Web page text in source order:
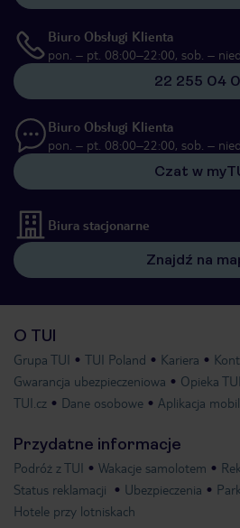
Biuro Obsługi Klienta
pon. – pt. 08:00–22:00, sob. –
22 255 04
Biuro Obsługi Klienta
pon. – pt. 08:00–22:00, sob. –
Czat w
Biura stacjonarne
Znajdź na
O TUI
Grupa TUI TUI Poland Kariera
Gwarancja ubezpieczeniowa
Opieka
TUI.cz
Dane osobowe Aplikacja
Przydatne informacje
Podróż z TUI Wakacje samolotem
Status reklamacji
Ubezpieczenia
Hotele przy lotniskach